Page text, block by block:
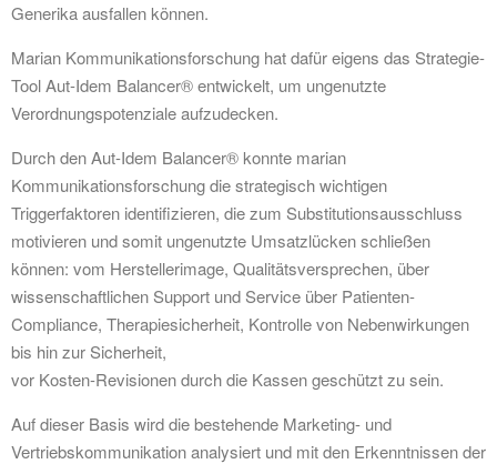
Generika ausfallen können.
Marian Kommunikationsforschung hat dafür eigens das Strategie-
Tool Aut-Idem Balancer® entwickelt, um ungenutzte
Verordnungspotenziale aufzudecken.
Durch den Aut-Idem Balancer® konnte marian
Kommunikationsforschung die strategisch wichtigen
Triggerfaktoren identifizieren, die zum Substitutionsausschluss
motivieren und somit ungenutzte Umsatzlücken schließen
können: vom Herstellerimage, Qualitätsversprechen, über
wissenschaftlichen Support und Service über Patienten-
Compliance, Therapiesicherheit, Kontrolle von Nebenwirkungen
bis hin zur Sicherheit,
vor Kosten-Revisionen durch die Kassen geschützt zu sein.
Auf dieser Basis wird die bestehende Marketing- und
Vertriebskommunikation analysiert und mit den Erkenntnissen der